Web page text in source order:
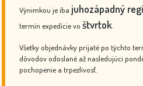
Výnimkou je iba juhozápadný
termín expedície vo štvrtok
Všetky objednávky prijaté po týchto
dôvodov odoslané až nasledujúci
pochopenie a trpezlivosť.